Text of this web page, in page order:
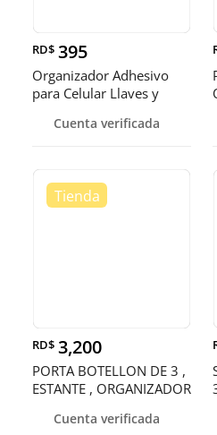
RD$ 395
Organizador Adhesivo
para Celular Llaves y
Cuenta verificada
RD$ 3,200
PORTA BOTELLON DE 3 ,
ESTANTE , ORGANIZADOR
Cuenta verificada